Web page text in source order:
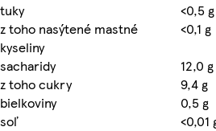
tuky
<0,5 g
z toho nasýtené mastné
kyseliny
<0,1 g
sacharidy
12,0 g
z toho cukry
9,4 g
bielkoviny
0,5 g
soľ
<0,01